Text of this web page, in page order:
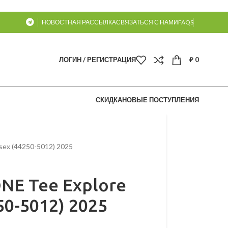
НОВОСТНАЯ РАССЫЛКАСВЯЗАТЬСЯ С НАМИFAQS
ЛОГИН / РЕГИСТРАЦИЯ ₽0
СКИДКАНОВЫЕ ПОСТУПЛЕНИЯ
(44250-5012) 2025
Tee Explore
5012) 2025